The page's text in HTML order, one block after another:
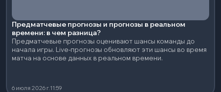
Предматчевые прогнозы и прогнозы в реальном
времени: в чем разница?
Предматчевые прогнозы оценивают шансы команды до
начала игры. Live-прогнозы обновляют эти шансы во время
матча на основе данных в реальном времени.
6 июля 2026 г.11:59